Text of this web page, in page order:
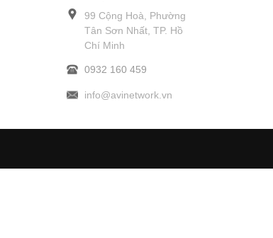
99 Cộng Hoà, Phường
Tân Sơn Nhất, TP. Hồ
Chí Minh
0932 160 459
info@avinetwork.vn